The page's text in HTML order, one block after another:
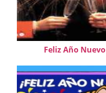
Feliz Año Nuevo